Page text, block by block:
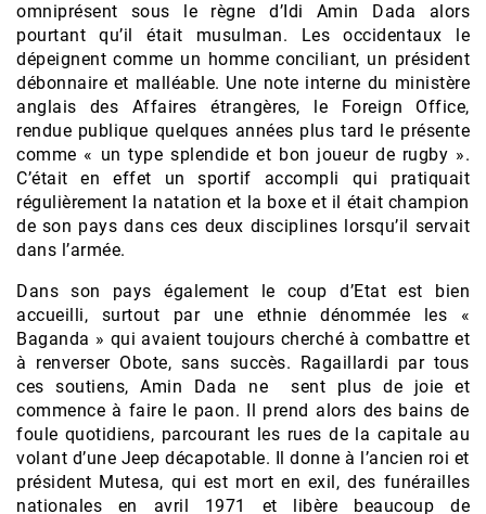
omniprésent sous le règne d’Idi Amin Dada alors
pourtant qu’il était musulman. Les occidentaux le
dépeignent comme un homme conciliant, un président
débonnaire et malléable. Une note interne du ministère
anglais des Affaires étrangères, le Foreign Office,
rendue publique quelques années plus tard le présente
comme « un type splendide et bon joueur de rugby ».
C’était en effet un sportif accompli qui pratiquait
régulièrement la natation et la boxe et il était champion
de son pays dans ces deux disciplines lorsqu’il servait
dans l’armée.
Dans son pays également le coup d’Etat est bien
accueilli, surtout par une ethnie dénommée les «
Baganda » qui avaient toujours cherché à combattre et
à renverser Obote, sans succès. Ragaillardi par tous
ces soutiens, Amin Dada ne sent plus de joie et
commence à faire le paon. Il prend alors des bains de
foule quotidiens, parcourant les rues de la capitale au
volant d’une Jeep décapotable. Il donne à l’ancien roi et
président Mutesa, qui est mort en exil, des funérailles
nationales en avril 1971 et libère beaucoup de